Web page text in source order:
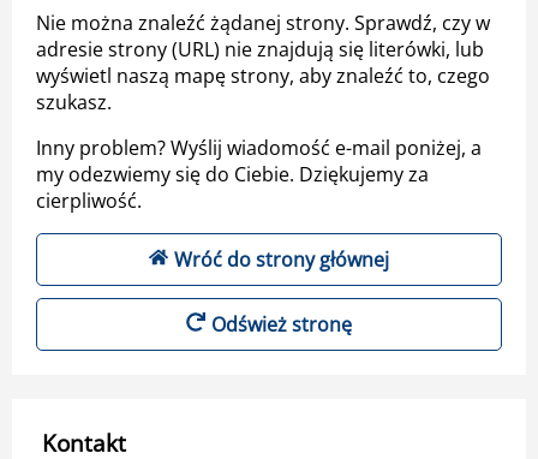
Nie można znaleźć żądanej strony. Sprawdź, czy w
adresie strony (URL) nie znajdują się literówki, lub
wyświetl naszą mapę strony, aby znaleźć to, czego
szukasz.
Inny problem? Wyślij wiadomość e-mail poniżej, a
my odezwiemy się do Ciebie. Dziękujemy za
cierpliwość.
Wróć do strony głównej
Odśwież stronę
Kontakt